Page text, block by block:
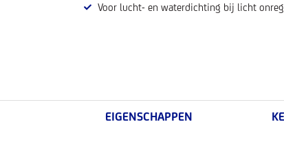
Voor lucht- en waterdichting bij licht
EIGENSCHAPPEN